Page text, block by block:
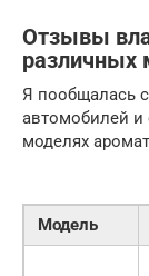
Отзывы
различных
Я пообщалась
автомобилей и
моделях
Модель